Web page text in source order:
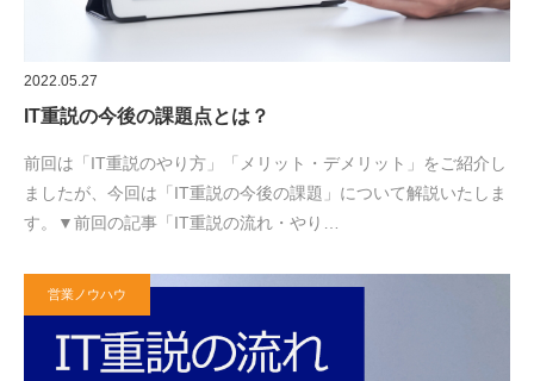
2022.05.27
IT重説の今後の課題点とは？
前回は「IT重説のやり方」「メリット・デメリット」をご紹介し
ましたが、今回は「IT重説の今後の課題」について解説いたしま
す。▼前回の記事「IT重説の流れ・やり…
営業ノウハウ